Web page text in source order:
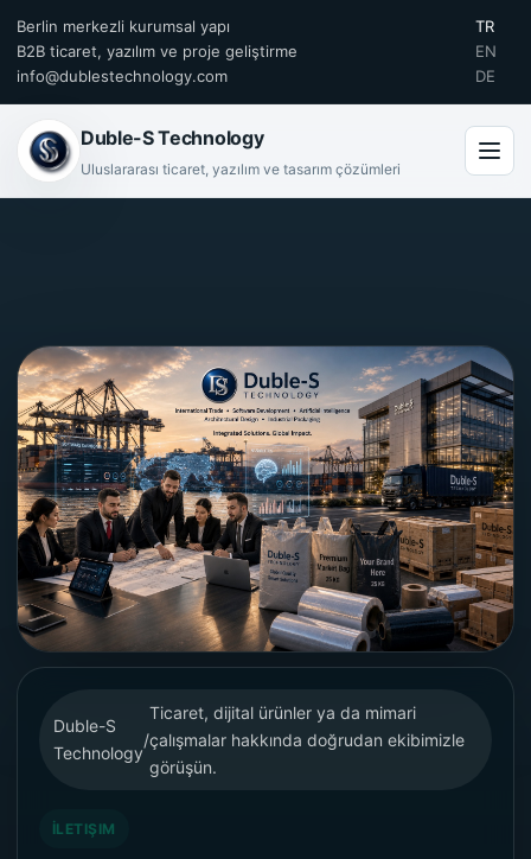
Berlin merkezli kurumsal yapı
B2B ticaret, yazılım ve proje geliştirme
info@dublestechnology.com
TR
EN
DE
Duble-S Technology
Uluslararası ticaret, yazılım ve tasarım çözümleri
Duble-S
Technology
/
Ticaret, dijital ürünler ya da mimari
çalışmalar hakkında doğrudan ekibimizle
görüşün.
İLETIŞIM